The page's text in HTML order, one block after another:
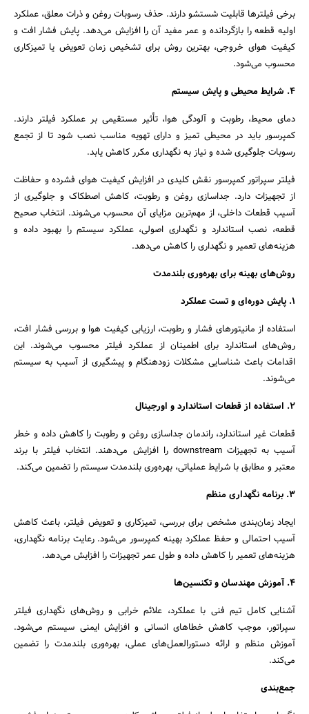
برخی فیلترها قابلیت شستشو دارند. حذف رسوبات روغن و ذرات معلق، عملکرد
اولیه قطعه را بازگردانده و عمر مفید آن را افزایش می‌دهد. پایش فشار افت و
کیفیت هوای خروجی، بهترین روش برای تشخیص زمان تعویض یا تمیزکاری
محسوب می‌شود.
۴. شرایط محیطی و پایش سیستم
دمای محیط، رطوبت و آلودگی هوا، تأثیر مستقیمی بر عملکرد فیلتر دارند.
کمپرسور باید در محیطی تمیز و دارای تهویه مناسب نصب شود تا از تجمع
رسوبات جلوگیری شده و نیاز به نگهداری مکرر کاهش یابد.
فیلتر سپراتور کمپرسور نقش کلیدی در افزایش کیفیت هوای فشرده و حفاظت
از تجهیزات دارد. جداسازی روغن و رطوبت، کاهش اصطکاک و جلوگیری از
آسیب قطعات داخلی، از مهم‌ترین مزایای آن محسوب می‌شوند. انتخاب صحیح
قطعه، نصب استاندارد و نگهداری اصولی، عملکرد سیستم را بهبود داده و
هزینه‌های تعمیر و نگهداری را کاهش می‌دهد.
روش‌های بهینه برای بهره‌وری بلندمدت
۱. پایش دوره‌ای و تست عملکرد
استفاده از مانیتورهای فشار و رطوبت، ارزیابی کیفیت هوا و بررسی فشار افت،
روش‌های استاندارد برای اطمینان از عملکرد فیلتر محسوب می‌شوند. این
اقدامات باعث شناسایی مشکلات زودهنگام و پیشگیری از آسیب به سیستم
می‌شوند.
۲. استفاده از قطعات استاندارد و اورجینال
قطعات غیر استاندارد، راندمان جداسازی روغن و رطوبت را کاهش داده و خطر
آسیب به تجهیزات downstream را افزایش می‌دهند. انتخاب فیلتر با برند
معتبر و مطابق با شرایط عملیاتی، بهره‌وری بلندمدت سیستم را تضمین می‌کند.
۳. برنامه نگهداری منظم
ایجاد زمان‌بندی مشخص برای بررسی، تمیزکاری و تعویض فیلتر، باعث کاهش
آسیب احتمالی و حفظ عملکرد بهینه کمپرسور می‌شود. رعایت برنامه نگهداری،
هزینه‌های تعمیر را کاهش داده و طول عمر تجهیزات را افزایش می‌دهد.
۴. آموزش مهندسان و تکنسین‌ها
آشنایی کامل تیم فنی با عملکرد، علائم خرابی و روش‌های نگهداری فیلتر
سپراتور، موجب کاهش خطاهای انسانی و افزایش ایمنی سیستم می‌شود.
آموزش منظم و ارائه دستورالعمل‌های عملی، بهره‌وری بلندمدت را تضمین
می‌کند.
جمع‌بندی